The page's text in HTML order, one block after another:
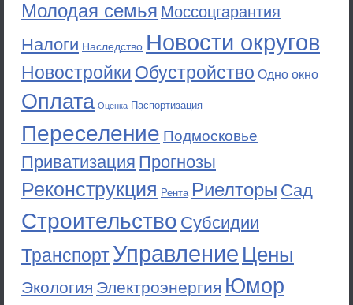
Молодая семья Моссоцгарантия
Налоги Наследство Новости округов
Новостройки Обустройство Одно окно
Оплата Оценка Паспортизация
Переселение Подмосковье
Приватизация Прогнозы
Реконструкция Рента Риелторы Сад
Строительство Субсидии
ТранспортУправление Цены
Экология Электроэнергия Юмор